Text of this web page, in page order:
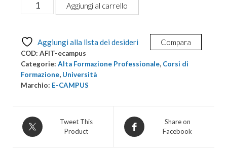
Formazione
Indirizzo
Ingegneria
Informatica
quantità
Aggiungi al carrello
Aggiungi alla lista dei desideri Compara
COD: AFIT-ecampus
Categorie: Alta Formazione Professionale, Corsi di
Formazione, Università
Marchio: E-CAMPUS
Tweet This
Product
Share on
Facebook